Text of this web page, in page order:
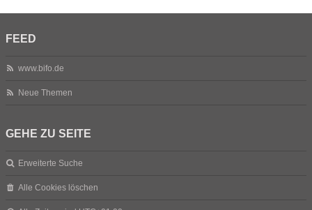
FEED
www.bifo.de
Neue Themen
GEHE ZU SEITE
Erweiterte Suche
Alle Cookies löschen